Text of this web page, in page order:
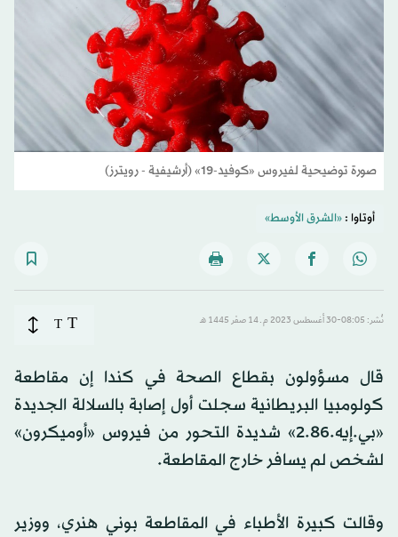
صورة توضيحية لفيروس «كوفيد-19» (أرشيفية - رويترز)
أوتاوا :«الشرق الأوسط»
نُشر: 08:05-30 أغسطس 2023 م ـ 14 صفَر 1445 هـ T
T
قال مسؤولون بقطاع الصحة في كندا إن مقاطعة
كولومبيا البريطانية سجلت أول إصابة بالسلالة الجديدة
«بي.إيه.2.86» شديدة التحور من فيروس «أوميكرون»
لشخص لم يسافر خارج المقاطعة.
وقالت كبيرة الأطباء في المقاطعة بوني هنري، ووزير